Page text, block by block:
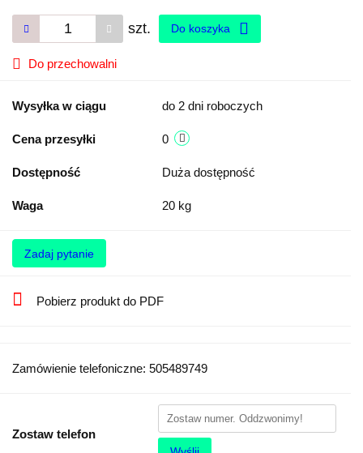
szt. Do koszyka
Do przechowalni
Wysyłka w ciągu do 2 dni roboczych
Cena przesyłki 0
Dostępność Duża dostępność
Waga 20 kg
Zadaj pytanie
Pobierz produkt do PDF
Zamówienie telefoniczne: 505489749
Zostaw telefon